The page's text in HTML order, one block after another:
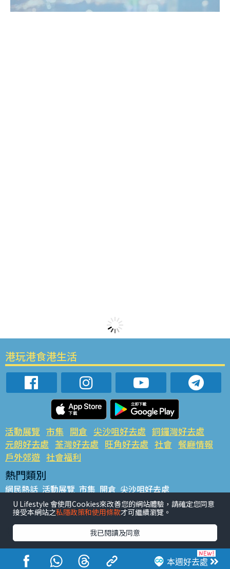
本週好去處
港玩港食港生活
活動展覽 市集 開倉 尖沙咀好去處 銅鑼灣好去處
元朗好去處 荃灣好去處 旺角好去處 社會 餐廳情報
戶外郊遊 社會福利
熱門類別
網民熱話 活動展覽 市集 開倉 尖沙咀好去處
銅鑼灣好去處 元朗好去處 荃灣好去處 旺角好去處 社會
餐廳情報 戶外郊遊
熱門標籤
#UGO搵好去處 #人氣活動推介 #美食社群熱話
#親子玩樂好去處
#ULifestyle應用程式
#限時搶
U Lifestyle 會使用Cookies來改善您的網站體驗，請確定您同意
接受本網站之私隱政策和使用條款才可繼續瀏覽。
我已閱讀及同意